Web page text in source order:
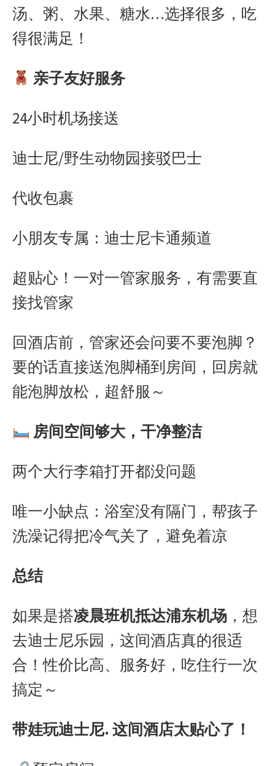
汤、粥、水果、糖水…选择很多，吃
得很满足！
亲子友好服务
24小时机场接送
迪士尼/野生动物园接驳巴士
代收包裹
小朋友专属：迪士尼卡通频道
超贴心！一对一管家服务，有需要直
接找管家
回酒店前，管家还会问要不要泡脚？
要的话直接送泡脚桶到房间，回房就
能泡脚放松，超舒服～
房间空间够大，干净整洁
两个大行李箱打开都没问题
唯一小缺点：浴室没有隔门，帮孩子
洗澡记得把冷气关了，避免着凉
总结
如果是搭凌晨班机抵达浦东机场 ，想
去迪士尼乐园，这间酒店真的很适
合！性价比高、服务好，吃住行一次
搞定～
带娃玩迪士尼. 这间酒店太贴心了！